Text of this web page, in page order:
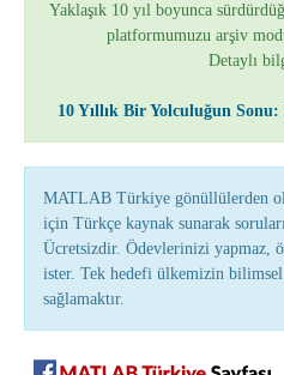
Yaklaşık 10 yıl boyunca
platformumuzu arşiv
Detaylı
10 Yıllık Bir Yolculuğun
MATLAB Türkiye gönüllülerden
için Türkçe kaynak sunarak
Ücretsizdir. Ödevlerinizi yapmaz,
ister. Tek hedefi ülkemizin
sağlamaktır.